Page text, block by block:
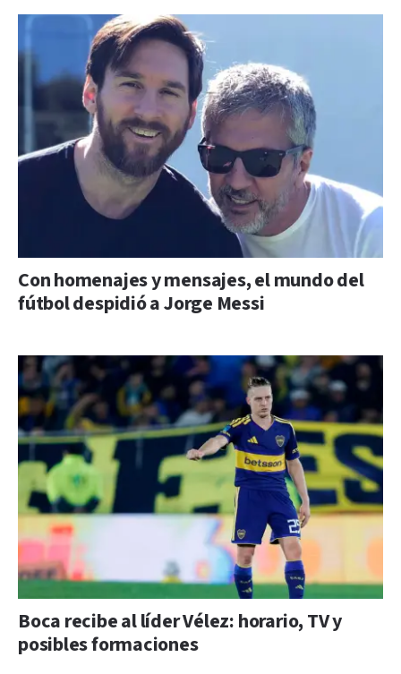
Con homenajes y mensajes, el mundo del
fútbol despidió a Jorge Messi
Boca recibe al líder Vélez: horario, TV y
posibles formaciones